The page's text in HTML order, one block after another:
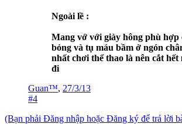
Ngoài lề :
Mang vớ với giày hông phù hợp
bỏng và tụ máu bầm ở ngón
nhất chơi thể thao là nên cắt hết
đi
Guan™, 27/3/13
#4
(Bạn phải Đăng nhập hoặc Đăng ký để trả lời